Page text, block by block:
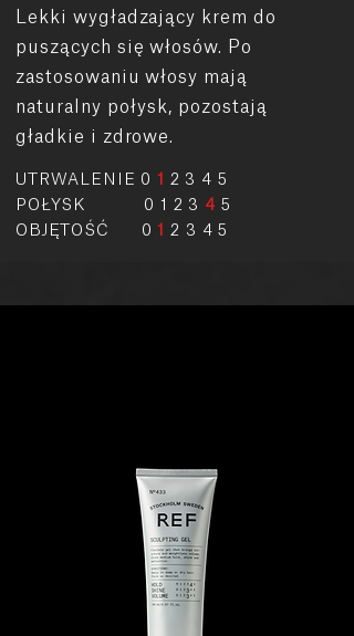
Lekki wygładzający krem do
puszących się włosów. Po
zastosowaniu włosy mają
naturalny połysk, pozostają
gładkie i zdrowe.
UTRWALENIE 0 1 2 3 4 5
POŁYSK 0 1 2 3 4 5
OBJĘTOŚĆ 0 12 3 4 5